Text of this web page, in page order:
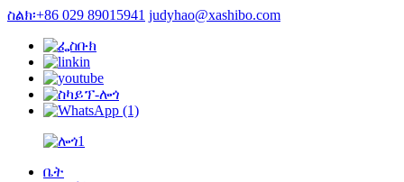
ስልክ፡+86 029 89015941 judyhao@xashibo.com
ቤት